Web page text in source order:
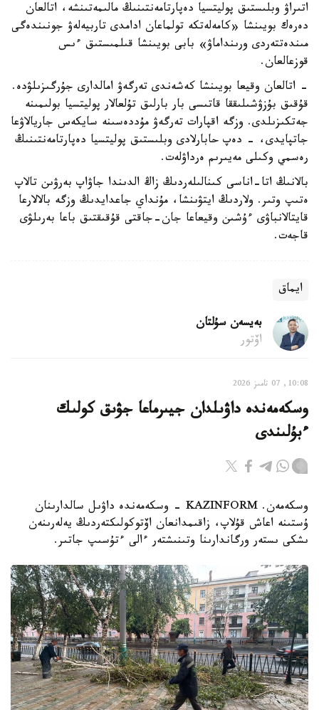
اتىراۋ وبلىستىق پوليتسيا دەپارتامەنتىنىڭ مالىمەتىنشە، اتالعان
دەرەك بويىنشا «كامەلەتكە تولماعان ادامدى تاربيەلەۋ جونىندەگى
مىندەتتەردى ورىنداماۋ» بابى بويىنشا قىلمىستىق ءىس
قوزعالعان.
- اتالعان وقيعا بويىنشا كەشەندى تەرگەۋ امالدارى جۇرگىزىلۋدە.
قۇقىق بۇزۋشىلىققا قاتىسى بار بارلىق تۇلعالار پوليتسيا بولىمىنە
جەتكىزىلدى. وزگە اقپارات تەرگەۋ مۇددەسىنە سايكەس جاريالاۋعا
جاتپايدى، - دەپ حابارلادى وبلىستىق پوليتسيا دەپارتامەنتىنىڭ
رەسمي وكىلى مەيىرىم ەرداۋلەت.
بالانىڭ اتا-اناسى كىنالىلەردىڭ زاڭ الدىندا جاۋاپ بەرۋىن تالاپ
ەتىپ وتىر. ولاردىڭ ايتۋىنشا، مۇنداي جاعدايدىڭ وزگە بالالارعا
قايتالانباۋى ءۇشىن وقيعاعا جان-جاقتى قۇقىقتىق باعا بەرىلۋى
قاجەت.
ايماق
بەيسەن سۇلتان
اۆتور
10:08, 07 تامىز 2026
وسكەمەندە داۋىلدان جيىرماعا جۋىق كولىك
ءبۇلىندى
وسكەمەن. KAZINFORM - وسكەمەندە داۋىل سالدارىنان
ۇستىنە اعاش قۇلاپ، زاقىمدانعان اۆتوكولىكتەردىڭ يەلەرىنەن
ىشكى ىستەر ورگاندارىنا وتىنىشتەر ءالى ءتۇسىپ جاتىر.